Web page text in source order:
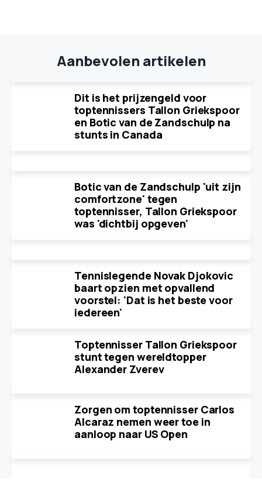
Aanbevolen artikelen
Dit is het prijzengeld voor
toptennissers Tallon Griekspoor
en Botic van de Zandschulp na
stunts in Canada
Botic van de Zandschulp 'uit zijn
comfortzone' tegen
toptennisser, Tallon Griekspoor
was 'dichtbij opgeven'
Tennislegende Novak Djokovic
baart opzien met opvallend
voorstel: 'Dat is het beste voor
iedereen'
Toptennisser Tallon Griekspoor
stunt tegen wereldtopper
Alexander Zverev
Zorgen om toptennisser Carlos
Alcaraz nemen weer toe in
aanloop naar US Open